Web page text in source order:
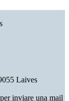
Laives
inviare una mail